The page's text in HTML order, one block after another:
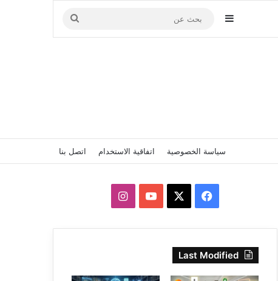
إضافة عمود جانبي
بحث
عن
سياسة الخصوصية اتفاقية الاستخدام اتصل بنا
فيسبوك ‫YouTubeانستقرام
Last Modified